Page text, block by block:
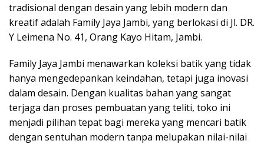
tradisional dengan desain yang lebih modern dan
kreatif adalah Family Jaya Jambi, yang berlokasi di Jl. DR.
Y Leimena No. 41, Orang Kayo Hitam, Jambi.
Family Jaya Jambi menawarkan koleksi batik yang tidak
hanya mengedepankan keindahan, tetapi juga inovasi
dalam desain. Dengan kualitas bahan yang sangat
terjaga dan proses pembuatan yang teliti, toko ini
menjadi pilihan tepat bagi mereka yang mencari batik
dengan sentuhan modern tanpa melupakan nilai-nilai